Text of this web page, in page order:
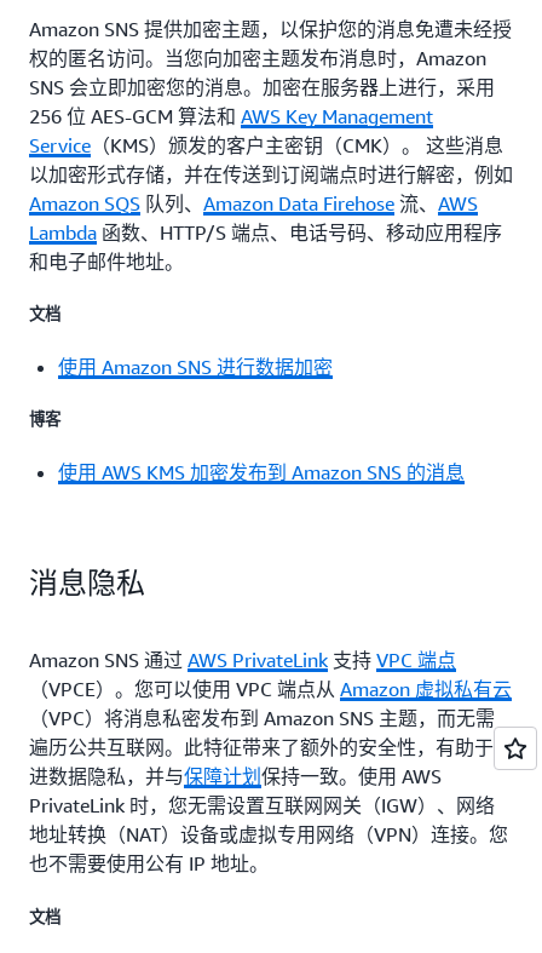
Amazon SNS 提供加密主题，以保护您的消息免遭未经授
权的匿名访问。当您向加密主题发布消息时，Amazon
SNS 会立即加密您的消息。加密在服务器上进行，采用
256 位 AES-GCM 算法和 AWS Key Management
Service （KMS）颁发的客户主密钥（CMK）。 这些消息
以加密形式存储，并在传送到订阅端点时进行解密，例如
Amazon SQS 队列、 Amazon Data Firehose 流、 AWS
Lambda 函数、HTTP/S 端点、电话号码、移动应用程序
和电子邮件地址。
文档
使用 Amazon SNS 进行数据加密
博客
使用 AWS KMS 加密发布到 Amazon SNS 的消息
消息隐私
Amazon SNS 通过 AWS PrivateLink 支持 VPC 端点
（VPCE）。您可以使用 VPC 端点从 Amazon 虚拟私有云
（VPC）将消息私密发布到 Amazon SNS 主题，而无需
遍历公共互联网。此特征带来了额外的安全性，有助于促
进数据隐私，并与保障计划 保持一致。使用 AWS
PrivateLink 时，您无需设置互联网网关（IGW）、网络
地址转换（NAT）设备或虚拟专用网络（VPN）连接。您
也不需要使用公有 IP 地址。
文档